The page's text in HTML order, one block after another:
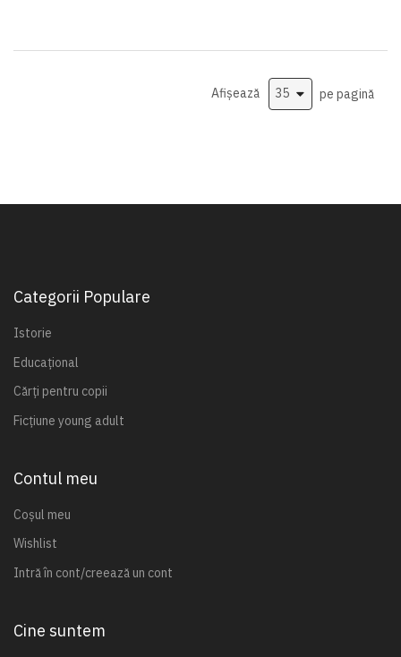
Afișează pe pagină
Categorii Populare
Istorie
Educațional
Cărți pentru copii
Ficțiune young adult
Contul meu
Coșul meu
Wishlist
Intră în cont/creează un cont
Cine suntem